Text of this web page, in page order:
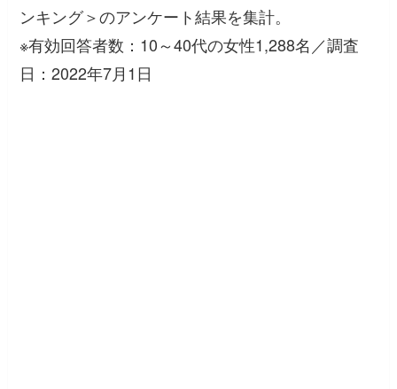
ンキング＞のアンケート結果を集計。
※有効回答者数：10～40代の女性1,288名／調査
日：2022年7月1日